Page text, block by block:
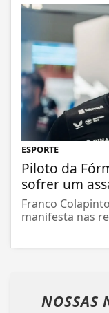
ESPORTE
Piloto da
sofrer um
Franco
manifesta nas
NOSSAS